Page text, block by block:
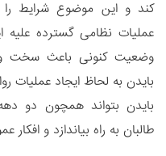
کند و این موضوع شرایط را
عملیات نظامی گسترده
وضعیت کنونی باعث سخت
بایدن به لحاظ ایجاد عملیات
بایدن بتواند همچون دو
طالبان به راه بیاندازد و افکار